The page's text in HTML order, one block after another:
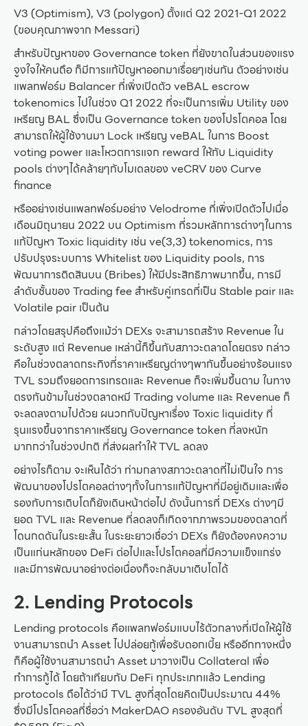
V3 (Optimism), V3 (polygon) ตั้งแต่ Q2 2021-Q1 2022
(ขอบคุณภาพจาก Messari)
สำหรับปัญหาของ Governance token ที่ยังขาดในส่วนของแรง
จูงใจให้คนถือ ก็มีการแก้ปัญหาออกมาเรื่อยๆเช่นกัน ตัวอย่างเช่น
แพลทฟอร์ม Balancer ที่เพิ่งเปิดตัว veBAL escrow
tokenomics ไปในช่วง Q1 2022 ที่จะเป็นการเพิ่ม Utility ของ
เหรียญ BAL ซึ่งเป็น Governance token ของโปรโตคอล โดย
สามารถให้ผู้ใช้งานมา Lock เหรียญ veBAL ในการ Boost
voting power และโหวตการแจก reward ให้กับ Liquidity
pools ต่างๆได้คล้ายๆกับโมเดลของ veCRV ของ Curve
finance
หรืออย่างเช่นแพลทฟอร์มอย่าง Velodrome ที่เพิ่งเปิดตัวไปเมื่อ
เดือนมิถุนายน 2022 บน Optimism ที่รวมหลักการต่างๆในการ
แก้ปัญหา Toxic liquidity เช่น ve(3,3) tokenomics, การ
ปรับปรุงระบบการ Whitelist ของ Liquidity pools, การ
พัฒนาการติดสินบน (Bribes) ให้มีประสิทธิภาพมากขึ้น, การมี
ลำดับชั้นของ Trading fee สำหรับคู่เทรดที่เป็น Stable pair และ
Volatile pair เป็นต้น
กล่าวโดยสรุปคือถึงแม้ว่า DEXs จะสามารถสร้าง Revenue ใน
ระดับสูง แต่ Revenue เหล่านี้ก็ขึ้นกับสภาวะตลาดโดยตรง กล่าว
คือในช่วงตลาดกระทิงที่ราคาเหรียญต่างๆพากันขึ้นอย่างร้อนแรง
TVL รวมถึงยอดการเทรดและ Revenue ก็จะเพิ่มขึ้นตาม ในทาง
ตรงกันข้ามในช่วงตลาดหมี Trading volume และ Revenue ก็
จะลดลงตามไปด้วย ผนวกกับปัญหาเรื่อง Toxic liquidity ที่
รุนแรงขึ้นจากราคาเหรียญ Governance token ที่ลงหนัก
มากกว่าในช่วงปกติ ที่ส่งผลทำให้ TVL ลดลง
อย่างไรก็ตาม จะเห็นได้ว่า ท่ามกลางสภาวะตลาดที่ไม่เป็นใจ การ
พัฒนาของโปรโตคอลต่างๆทั้งในการแก้ปัญหาที่มีอยู่เดิมและเพื่อ
รองกับการเติบโตก็ยังเดินหน้าต่อไป ดังนั้นการที่ DEXs ต่างๆมี
ยอด TVL และ Revenue ที่ลดลงก็เกิดจากภาพรวมของตลาดที่
โดนกดดันในระยะสั้น ในระยะยาวเชื่อว่า DEXs ก็ยังต้องคงความ
เป็นแก่นหลักของ DeFi ต่อไปและโปรโตคอลที่มีความแข็งแกร่ง
และมีการพัฒนาอย่างต่อเนื่องก็จะกลับมาเติบโตได้
2. Lending Protocols
Lending protocols คือแพลทฟอร์มแบบไร้ตัวกลางที่เปิดให้ผู้ใช้
งานสามารถนำ Asset ไปปล่อยกู้เพื่อรับดอกเบี้ย หรืออีกทางหนึ่ง
ก็คือผู้ใช้งานสามารถนำ Asset มาวางเป็น Collateral เพื่อ
ทำการกู้ได้ โดยถ้าเทียบกับ DeFi ทุกประเภทแล้ว Lending
protocols ถือได้ว่ามี TVL สูงที่สุดโดยคิดเป็นประมาณ 44%
ซึ่งมีโปรโตคอลที่ชื่อว่า MakerDAO ครองอันดับ TVL สูงสุดที่